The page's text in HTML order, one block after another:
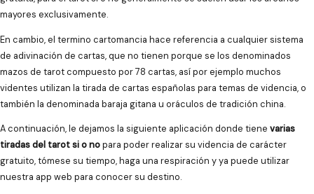
mayores exclusivamente.
En cambio, el termino cartomancia hace referencia a cualquier sistema
de adivinación de cartas, que no tienen porque se los denominados
mazos de tarot compuesto por 78 cartas, así por ejemplo muchos
videntes utilizan la tirada de cartas españolas para temas de videncia, o
también la denominada baraja gitana u oráculos de tradición china.
A continuación, le dejamos la siguiente aplicación donde tiene varias
tiradas del tarot si o nopara poder realizar su videncia de carácter
gratuito, tómese su tiempo, haga una respiración y ya puede utilizar
nuestra app web para conocer su destino.